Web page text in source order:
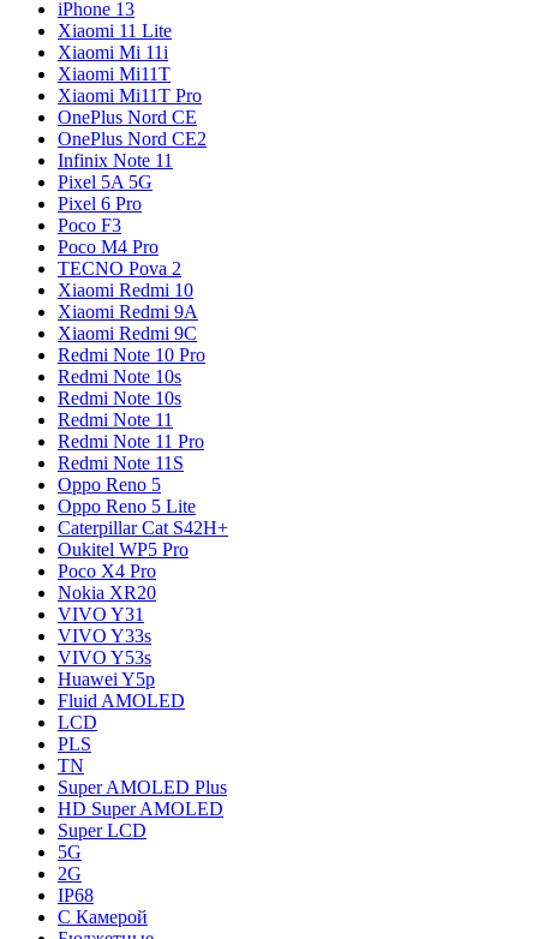
iPhone 13
Xiaomi 11 Lite
Xiaomi Mi 11i
Xiaomi Mi11T
Xiaomi Mi11T Pro
OnePlus Nord CE
OnePlus Nord CE2
Infinix Note 11
Pixel 5A 5G
Pixel 6 Pro
Poco F3
Poco M4 Pro
TECNO Pova 2
Xiaomi Redmi 10
Xiaomi Redmi 9A
Xiaomi Redmi 9C
Redmi Note 10 Pro
Redmi Note 10s
Redmi Note 10s
Redmi Note 11
Redmi Note 11 Pro
Redmi Note 11S
Oppo Reno 5
Oppo Reno 5 Lite
Caterpillar Cat S42H+
Oukitel WP5 Pro
Poco X4 Pro
Nokia XR20
VIVO Y31
VIVO Y33s
VIVO Y53s
Huawei Y5p
Fluid AMOLED
LCD
PLS
TN
Super AMOLED Plus
HD Super AMOLED
Super LCD
5G
2G
IP68
С Камерой